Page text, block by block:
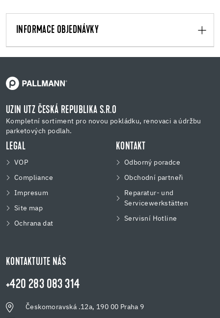
INFORMACE OBJEDNÁVKY
UZIN UTZ ČESKÁ REPUBLIKA S.R.O
Kompletní sortiment pro novou pokládku, renovaci a údržbu
parketových podlah.
LEGAL
VOP
Compliance
Impresum
Site map
Ochrana dat
KONTAKT
Odborný poradce
Obchodní partneři
Reparatur- und
Servicewerkstätten
Servisní Hotline
KONTAKTUJTE NÁS
+420 283 083 314
Českomoravská .12a, 190 00 Praha 9